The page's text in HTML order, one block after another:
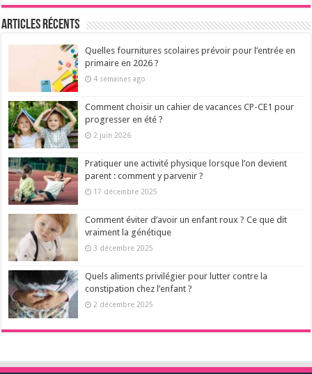
Articles récents
Quelles fournitures scolaires prévoir pour l’entrée en
primaire en 2026 ?
4 semaines ago
Comment choisir un cahier de vacances CP-CE1 pour
progresser en été ?
2 juin 2026
Pratiquer une activité physique lorsque l’on devient
parent : comment y parvenir ?
17 décembre 2025
Comment éviter d’avoir un enfant roux ? Ce que dit
vraiment la génétique
3 décembre 2025
Quels aliments privilégier pour lutter contre la
constipation chez l’enfant ?
2 décembre 2025